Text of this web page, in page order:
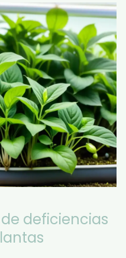
deficiencias